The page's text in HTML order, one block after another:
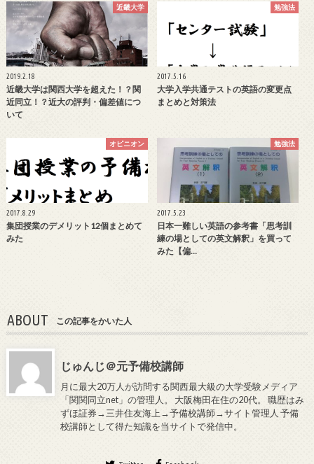
近畿大学
2019.2.18
近畿大学は関西大学を超えた！？関
近同立！？近大の評判・偏差値につ
いて
勉強法
2017.5.16
大学入学共通テストの英語の変更点
まとめと対策法
オピニオン
2017.8.29
集団授業のデメリット12個まとめて
みた
勉強法
2017.5.23
日本一難しい英語の参考書「思考訓
練の場としての英文解釈」を買って
みた【偏…
ABOUT この記事をかいた人
じゅんじ＠元予備校講師
月に最大20万人が訪問する関西最大級の大学受験メディア
「関関同立net」の管理人。 大阪梅田在住の20代。 職歴はみ
ずほ証券→三井住友海上→予備校講師→サイト管理人 予備
校講師として得た知識を当サイトで発信中。